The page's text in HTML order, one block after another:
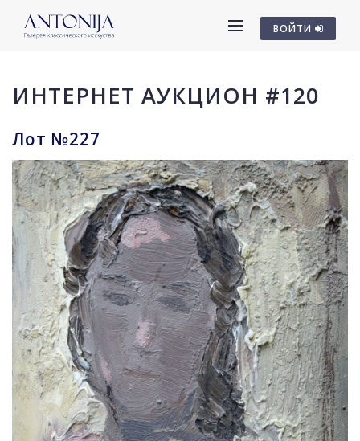
ВОЙТИ
ИНТЕРНЕТ АУКЦИОН #120
Лот №227